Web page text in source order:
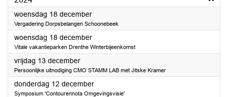
woensdag 18 december2024
Vergadering Dorpsbelangen Schoonebeek
woensdag 18 december2024
Vitale vakantieparken Drenthe Winterbijeenkomst
vrijdag 13 december2024
Persoonlijke uitnodiging CMO STAMM LAB met Jitske Kramer
donderdag 12 december2024
Symposium 'Contourennota Omgevingsvisie'